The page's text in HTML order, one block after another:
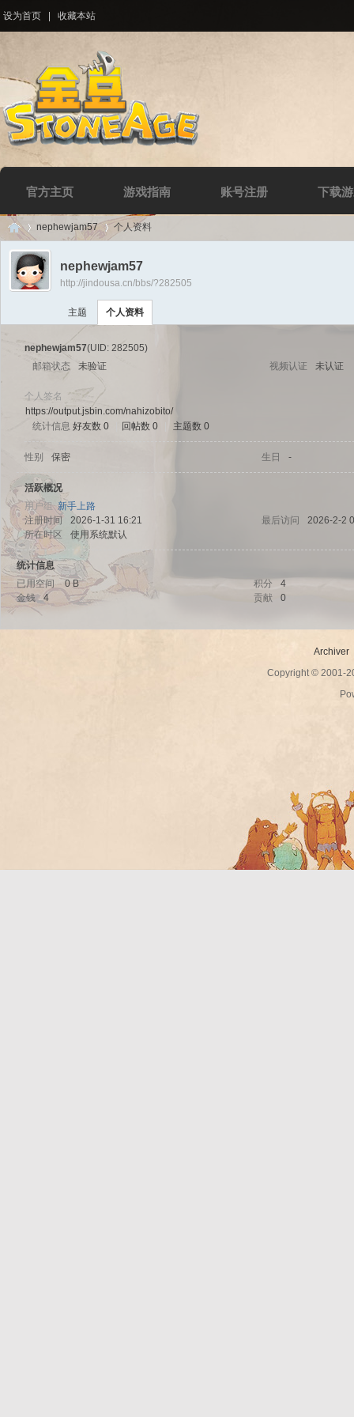
设为首页 收藏本站
官方主页 游戏指南 账号注册 下载
Di
uz!
›
nephewjam57 个人资料
nephewjam57
http://jindousa.cn/bbs/?282505
主题 个人资料
nephewjam57(UID: 282505)
邮箱状态
未验证 视频认证 未认证
个人签名
https://output.jsbin.com/nahizobito/
统计信息 好友数 0 回帖数 0 主题数 0
性别 保密 生日 -
活跃概况
用户组 新手上路
注册时间
2026-1-31 16:21 最后访问
2026-2-2
所在时区
使用系统默认
统计信息
已用空间
0 B 积分
4
金钱
4 贡献 0
Archiver
Copyright © 2001-